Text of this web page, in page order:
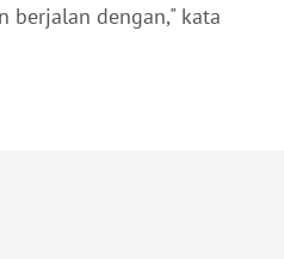
berjalan dengan," kata